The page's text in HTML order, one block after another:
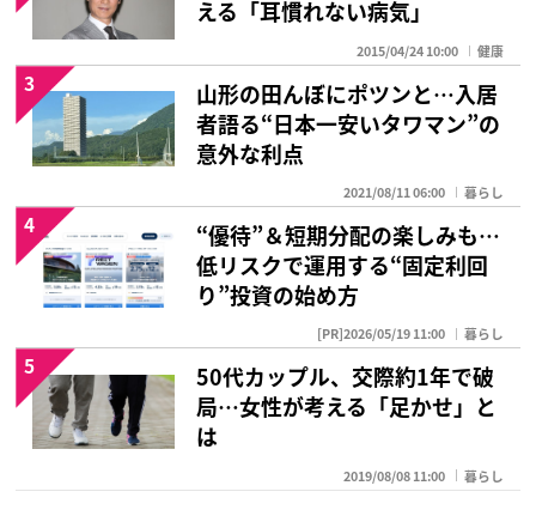
える「耳慣れない病気」
2015/04/24 10:00 健康
山形の田んぼにポツンと…入居
者語る“日本一安いタワマン”の
意外な利点
2021/08/11 06:00 暮らし
3
“優待”＆短期分配の楽しみも…
低リスクで運用する“固定利回
り”投資の始め方
[PR]2026/05/19 11:00 暮らし
4
50代カップル、交際約1年で破
局…女性が考える「足かせ」と
は
2019/08/08 11:00 暮らし
5